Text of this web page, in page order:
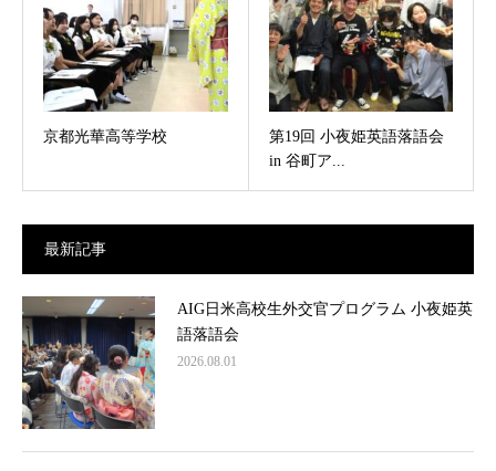
京都光華高等学校
第19回 小夜姫英語落語会
in 谷町ア...
最新記事
AIG日米高校生外交官プログラム 小夜姫英
語落語会
2026.08.01